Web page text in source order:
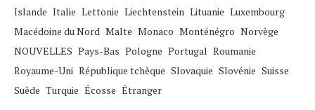
Islande Italie Lettonie Liechtenstein Lituanie Luxembourg
Macédoine du Nord Malte Monaco Monténégro Norvège
NOUVELLES Pays-Bas Pologne Portugal Roumanie
Royaume-Uni République tchèque Slovaquie Slovénie Suisse
Suède Turquie Écosse Étranger